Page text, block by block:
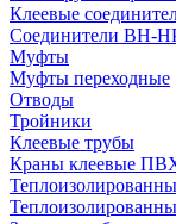
Клеевые
Соединители ВН-
Муфты
Муфты переходные
Отводы
Тройники
Клеевые трубы
Краны клеевые